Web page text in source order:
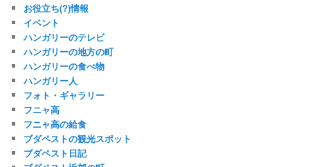
お役立ち(?)情報
イベント
ハンガリーのテレビ
ハンガリーの地方の町
ハンガリーの食べ物
ハンガリー人
フォト・ギャラリー
フニャ高
フニャ高の給食
ブダペストの観光スポット
ブダペスト日記